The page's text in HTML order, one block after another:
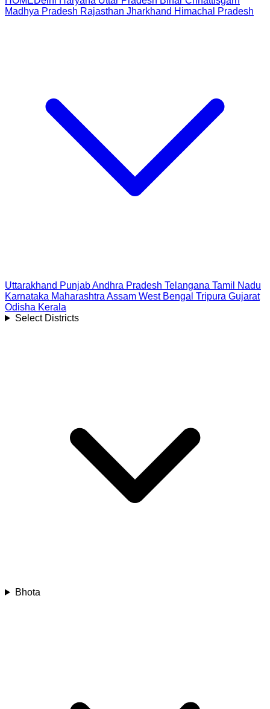
Madhya Pradesh Rajasthan Jharkhand Himachal Pradesh
Uttarakhand PunjabAndhra Pradesh Telangana Tamil Nadu
Karnataka Maharashtra Assam West Bengal Tripura Gujarat
Odisha Kerala
Select Districts
Bhota